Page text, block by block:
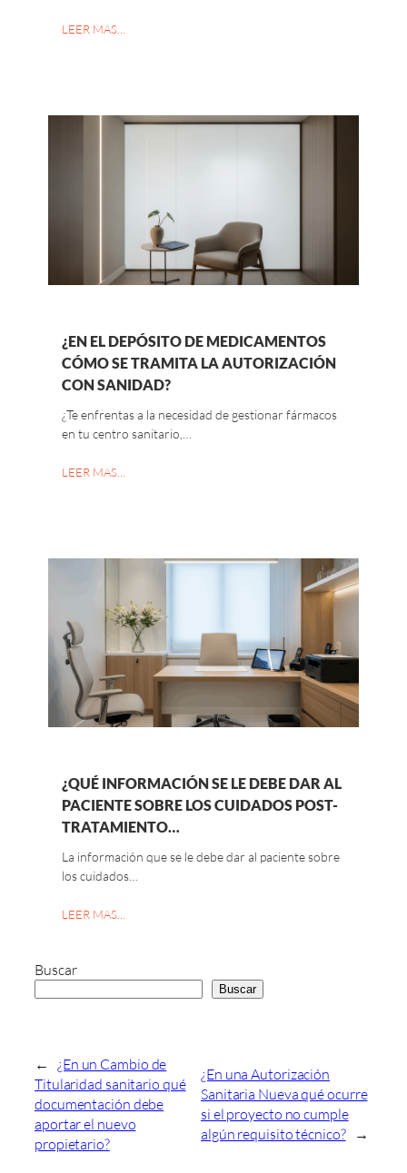
LEER MAS…
¿EN EL DEPÓSITO DE MEDICAMENTOS
CÓMO SE TRAMITA LA AUTORIZACIÓN
CON SANIDAD?
¿Te enfrentas a la necesidad de gestionar fármacos
en tu centro sanitario,…
LEER MAS…
¿QUÉ INFORMACIÓN SE LE DEBE DAR AL
PACIENTE SOBRE LOS CUIDADOS POST-
TRATAMIENTO…
La información que se le debe dar al paciente sobre
los cuidados…
LEER MAS…
Buscar
Buscar
← ¿En un Cambio de
Titularidad sanitario qué
documentación debe
aportar el nuevo
propietario?
¿En una Autorización
Sanitaria Nueva qué ocurre
si el proyecto no cumple
algún requisito técnico?
→